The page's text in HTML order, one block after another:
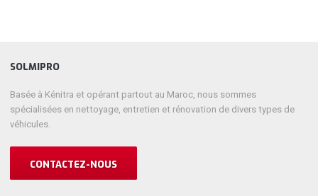
SOLMIPRO
Basée à Kénitra et opérant partout au Maroc, nous sommes
spécialisées en nettoyage, entretien et rénovation de divers types de
véhicules.
CONTACTEZ-NOUS